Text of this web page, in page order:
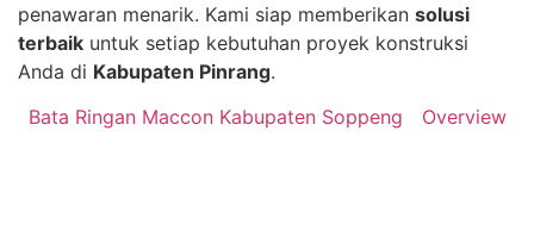
penawaran menarik. Kami siap memberikan solusi
terbaik untuk setiap kebutuhan proyek konstruksi
Anda di Kabupaten Pinrang.
Bata Ringan Maccon Kabupaten Soppeng
Overview